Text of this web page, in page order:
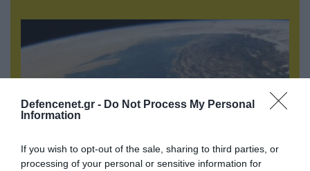
Defencenet.gr - Do Not Process My Personal
Information
If you wish to opt-out of the sale, sharing to third parties, or
processing of your personal or sensitive information for